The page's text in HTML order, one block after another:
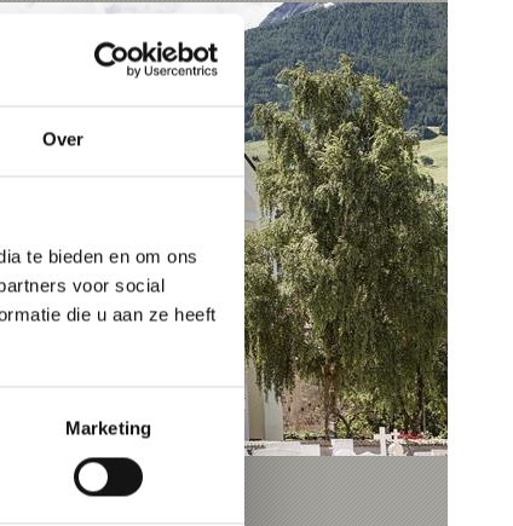
Over
te bieden en om ons
voor social
die u aan ze heeft
Marketing